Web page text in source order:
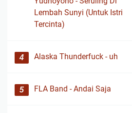
Lembah Sunyi (Untuk Istri
Tercinta)
Alaska Thunderfuck - uh
FLA Band - Andai Saja